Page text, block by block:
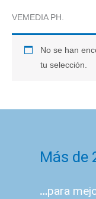
VEMEDIA PH.
No se han
tu selección.
Más de
…para